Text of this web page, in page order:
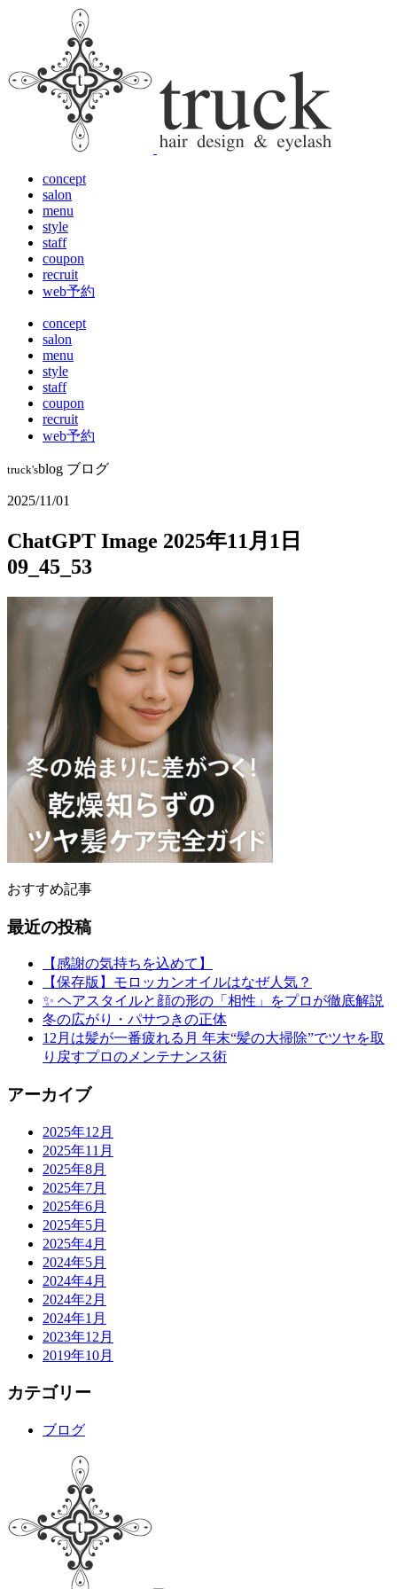
concept
salon
menu
style
staff
coupon
recruit
web予約
concept
salon
menu
style
staff
coupon
recruit
web予約
truck'sblog ブログ
2025/11/01
ChatGPT Image 2025年11月1日
09_45_53
おすすめ記事
最近の投稿
【感謝の気持ちを込めて】
【保存版】モロッカンオイルはなぜ人気？
✨ ヘアスタイルと顔の形の「相性」をプロが徹底解説
冬の広がり・パサつきの正体
12月は髪が一番疲れる月 年末“髪の大掃除”でツヤを取
り戻すプロのメンテナンス術
アーカイブ
2025年12月
2025年11月
2025年8月
2025年7月
2025年6月
2025年5月
2025年4月
2024年5月
2024年4月
2024年2月
2024年1月
2023年12月
2019年10月
カテゴリー
ブログ